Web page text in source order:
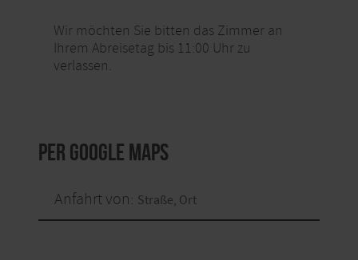
Wir möchten Sie bitten das Zimmer an
Ihrem Abreisetag bis 11:00 Uhr zu
verlassen.
per Google Maps
Anfahrt von: